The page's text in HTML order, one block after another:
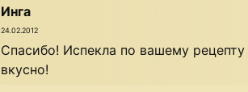
Инга
24.02.2012
Спасибо! Испекла по вашему
вкусно!